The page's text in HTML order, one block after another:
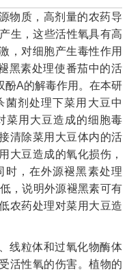
物质，高剂量的农药导
生，这些活性氧具有高
，对细胞产生毒性作用
黑素处理使番茄中的活
酚A的解毒作用。在本研
菌剂处理下菜用大豆中
菜用大豆造成的细胞毒
清除菜用大豆体内的活
大豆造成的氧化损伤，
时，在外源褪黑素处理
，说明外源褪黑素可有
农药处理对菜用大豆造
线粒体和过氧化物酶体
活性氧的伤害。植物的